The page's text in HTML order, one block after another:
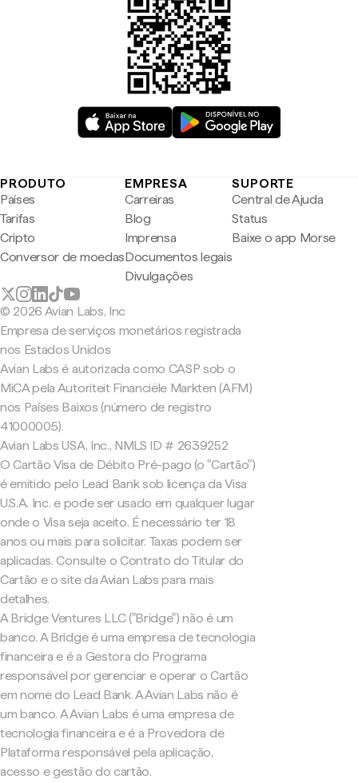
PRODUTO
Países
Tarifas
Cripto
Conversor de moedas
EMPRESA
Carreiras
Blog
Imprensa
Documentos legais
Divulgações
SUPORTE
Central de Ajuda
Status
Baixe o app Morse
© 2026 Avian Labs, Inc
Empresa de serviços monetários registrada
nos Estados Unidos
Avian Labs é autorizada como CASP sob o
MiCA pela Autoriteit Financiële Markten (AFM)
nos Países Baixos (número de registro
41000005).
Avian Labs USA, Inc., NMLS ID # 2639252
O Cartão Visa de Débito Pré-pago (o "Cartão")
é emitido pelo Lead Bank sob licença da Visa
U.S.A. Inc. e pode ser usado em qualquer lugar
onde o Visa seja aceito. É necessário ter 18
anos ou mais para solicitar. Taxas podem ser
aplicadas. Consulte o Contrato do Titular do
Cartão e o site da Avian Labs para mais
detalhes.
A Bridge Ventures LLC ("Bridge") não é um
banco. A Bridge é uma empresa de tecnologia
financeira e é a Gestora do Programa
responsável por gerenciar e operar o Cartão
em nome do Lead Bank. A Avian Labs não é
um banco. A Avian Labs é uma empresa de
tecnologia financeira e é a Provedora de
Plataforma responsável pela aplicação,
acesso e gestão do cartão.